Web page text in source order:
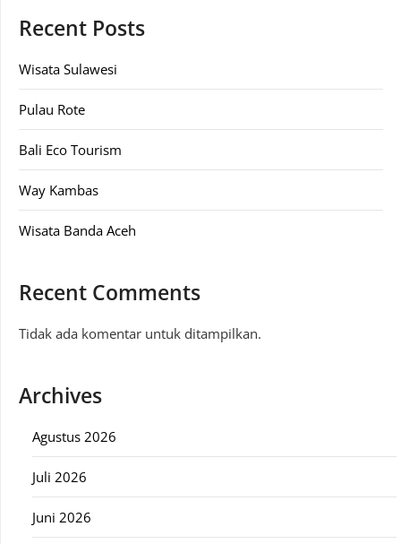
Recent Posts
Wisata Sulawesi
Pulau Rote
Bali Eco Tourism
Way Kambas
Wisata Banda Aceh
Recent Comments
Tidak ada komentar untuk ditampilkan.
Archives
Agustus 2026
Juli 2026
Juni 2026